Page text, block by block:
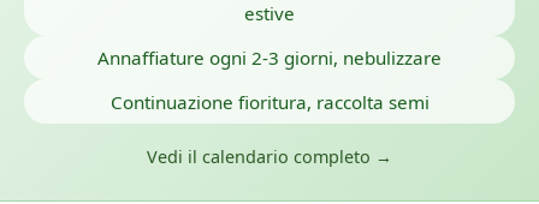
estive
Annaffiature ogni 2-3 giorni, nebulizzare
Continuazione fioritura, raccolta semi
Vedi il calendario completo →